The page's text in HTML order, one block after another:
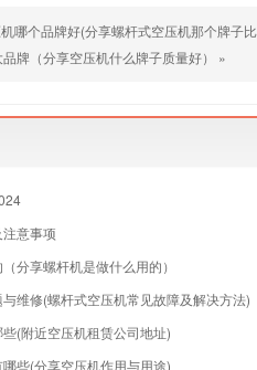
哪个品牌好(分享螺杆式空压机那个牌子
牌（分享空压机什么牌子质量好） »
意事项
分享螺杆机是做什么用的）
维修(螺杆式空压机常见故障及解决方法)
(附近空压机租赁公司地址)
些(分享空压机作用与用途)